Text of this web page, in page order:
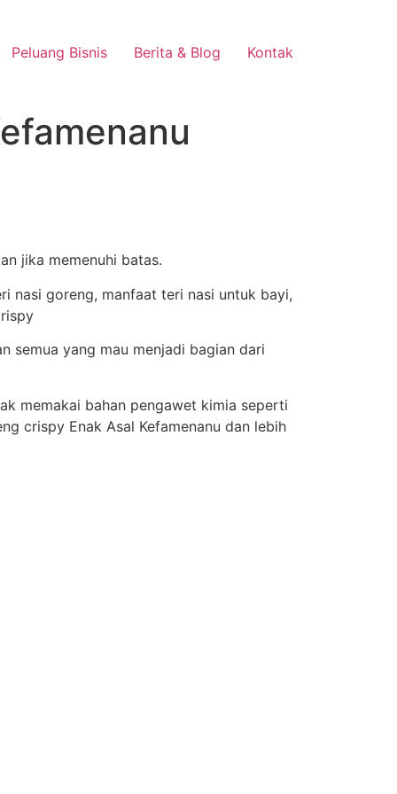
Peluang Bisnis Berita & Blog Kontak
jika memenuhi batas.
semua yang mau menjadi bagian dari
memakai bahan pengawet kimia seperti
crispy Enak Asal Kefamenanu dan lebih